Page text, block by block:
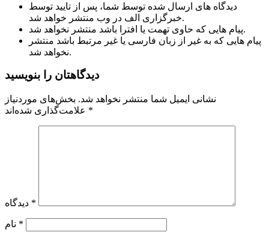
دیدگاه های ارسال شده توسط شما، پس از تایید توسط
خبرگزاری الف در وب منتشر خواهد شد.
پیام هایی که حاوی تهمت یا افترا باشد منتشر نخواهد شد.
پیام هایی که به غیر از زبان فارسی یا غیر مرتبط باشد منتشر
نخواهد شد.
دیدگاهتان را بنویسید
نشانی ایمیل شما منتشر نخواهد شد. بخش‌های موردنیاز
*
*
*